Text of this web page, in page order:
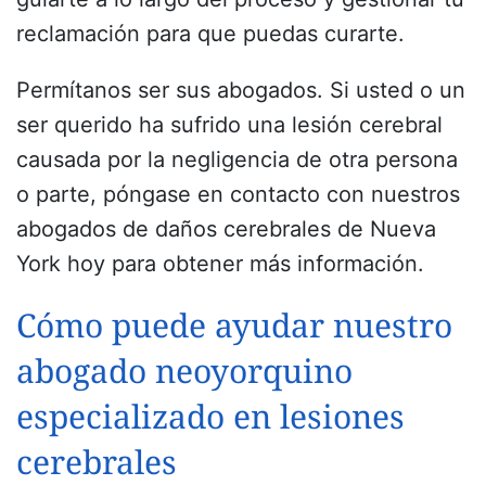
reclamación para que puedas curarte.
Permítanos ser sus abogados. Si usted o un
ser querido ha sufrido una lesión cerebral
causada por la negligencia de otra persona
o parte, póngase en contacto con nuestros
abogados de daños cerebrales de Nueva
York hoy para obtener más información.
Cómo puede ayudar nuestro
abogado neoyorquino
especializado en lesiones
cerebrales